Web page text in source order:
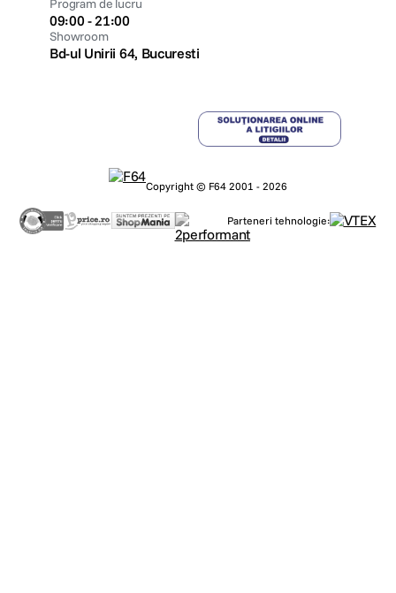
Program de lucru
09:00 - 21:00
Showroom
Bd-ul Unirii 64, Bucuresti
Copyright © F64 2001 - 2026
Parteneri tehnologie: